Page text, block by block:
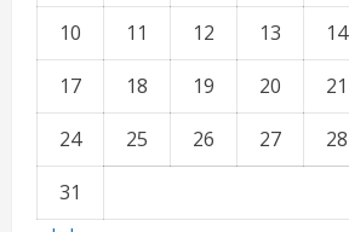
10
11 12 13 14
17
18 19 20 21
24
25 26 27 28
31